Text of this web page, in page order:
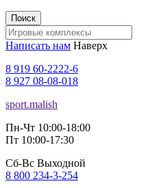
Поиск
Написать нам Наверх
8 919 60-2222-6
8 927 08-08-018
sport.malish
Пн-Чт 10:00-18:00
Пт 10:00-17:30
Сб-Вс Выходной
8 800 234-3-254